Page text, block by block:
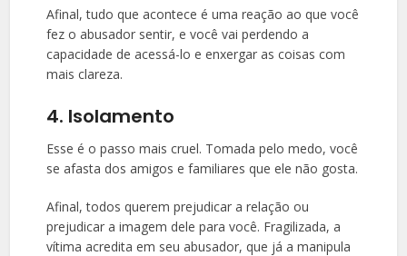
Afinal, tudo que acontece é uma reação ao que você
fez o abusador sentir, e você vai perdendo a
capacidade de acessá-lo e enxergar as coisas com
mais clareza.
4. Isolamento
Esse é o passo mais cruel. Tomada pelo medo, você
se afasta dos amigos e familiares que ele não gosta.
Afinal, todos querem prejudicar a relação ou
prejudicar a imagem dele para você. Fragilizada, a
vítima acredita em seu abusador, que já a manipula